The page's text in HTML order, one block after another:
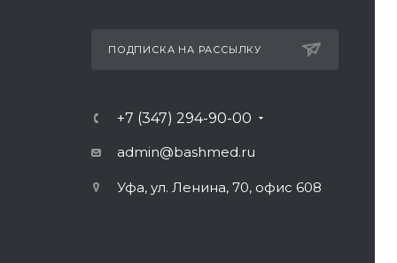
ПОДПИСКА НА РАССЫЛКУ
+7 (347) 294-90-00
admin@bashmed.ru
Уфа, ул. Ленина, 70, офис 608